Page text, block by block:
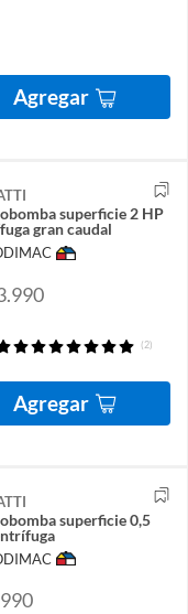
Agregar
superficie 2 HP
gran caudal
(2)
Agregar
superficie 0,5